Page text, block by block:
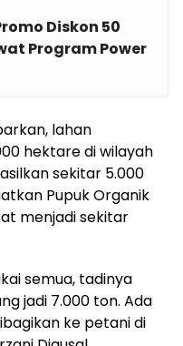
Diskon 50
Program Power
lahan
hektare di wilayah
sekitar 5.000
Pupuk Organik
menjadi sekitar
semua, tadinya
jadi 7.000 ton. Ada
ke petani di